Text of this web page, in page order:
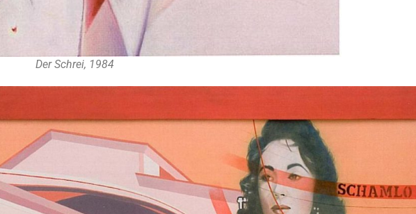
Der Schrei, 1984